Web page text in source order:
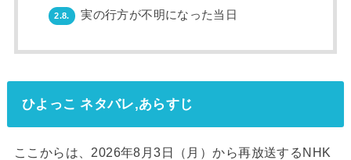
2.8. 実の行方が不明になった当日
ひよっこ ネタバレ,あらすじ
ここからは、2026年8月3日（月）から再放送するNHK